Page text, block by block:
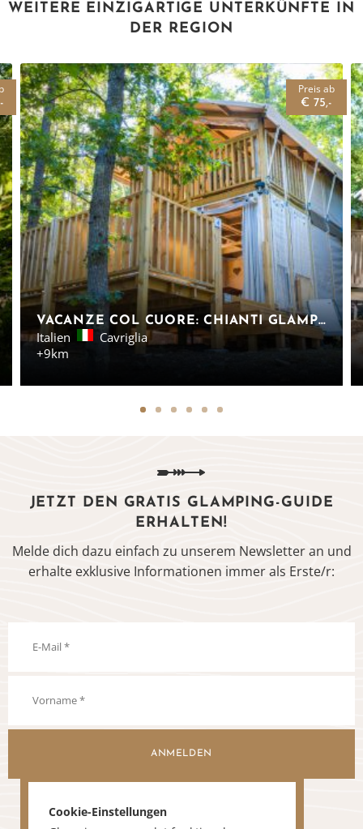
WEITERE EINZIGARTIGE UNTERKÜNFTE IN
DER REGION
VACANZE COL CUORE: CHIANTI GLAMPING RESORT – AIR-LODGES TOSKANA
Italien
Cavriglia
+9km
Preis ab
€ 75,-
JETZT DEN GRATIS GLAMPING-GUIDE
ERHALTEN!
Melde dich dazu einfach zu unserem Newsletter an und
erhalte exklusive Informationen immer als Erste/r:
ANMELDEN
Cookie-Einstellungen